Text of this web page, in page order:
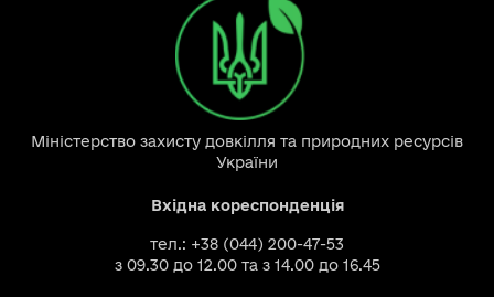
Міністерство захисту довкілля та природних ресурсів
України
Вхідна кореспонденція
тел.: +38 (044) 200-47-53
з 09.30 до 12.00 та з 14.00 до 16.45